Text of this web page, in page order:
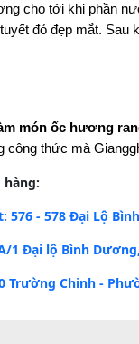
cho tới khi phần
đỏ đẹp mắt. Sau
món ốc hương
công thức mà
hàng:
576 - 578 Đại Lộ
1 Đại lộ Bình
Trường Chinh -